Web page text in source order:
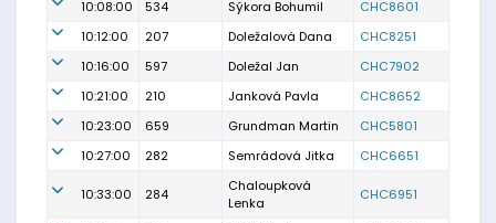
10:08:00 534 Sýkora Bohumil
CHC8601
10:12:00
207 Doležalová Dana
CHC8251
10:16:00
597 Doležal Jan
CHC7902
10:21:00
210 Janková Pavla
CHC8652
10:23:00
659 Grundman Martin
CHC5801
10:27:00
282 Semrádová Jitka CHC6651
10:33:00 284
Chaloupková
Lenka
CHC6951